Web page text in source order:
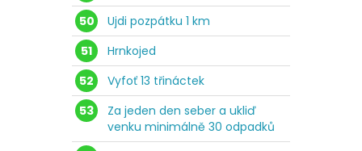
50
Ujdi pozpátku 1 km
51
Hrnkojed
52
Vyfoť 13 třináctek
53
Za jeden den seber a ukliď
venku minimálně 30 odpadků